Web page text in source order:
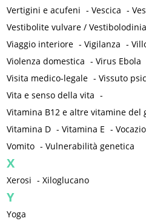
Vertigini e acufeni -Vescica -
Vestibolite vulvare /
Viaggio interiore -Vigilanza -
Violenza domestica -Virus Ebola
Visita medico-legale -Vissuto
Vita e senso della vita -
Vitamina B12 e altre vitamine del
Vitamina D -Vitamina E -
Vomito -Vulnerabilità genetica
X
Xerosi -Xiloglucano
Y
Yoga